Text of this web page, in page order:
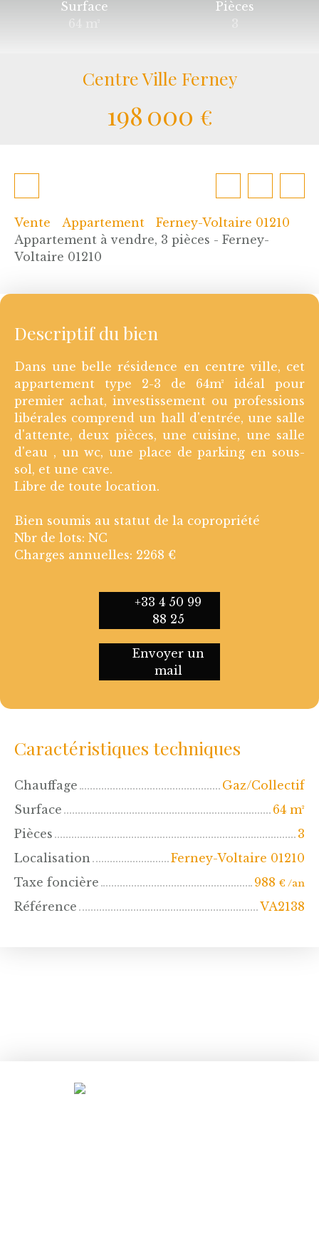
Surface
Pièces
Centre Ville Ferney
198 000 €
Vente Appartement
Ferney-Voltaire 01210
Appartement à vendre, 3 pièces - Ferney-
Voltaire 01210
Descriptif du bien
Dans une belle résidence en centre ville, cet
appartement type 2-3 de 64m² idéal pour
premier achat, investissement ou professions
libérales comprend un hall d'entrée, une salle
d'attente, deux pièces, une cuisine, une salle
d'eau , un wc, une place de parking en sous-
sol, et une cave.
Libre de toute location.
Bien soumis au statut de la copropriété
Nbr de lots: NC
Charges annuelles: 2268 €
+33 4 50 99
88 25
Envoyer un
mail
Caractéristiques techniques
Chauffage
Gaz/Collectif
Surface
64 m²
Pièces
3
Localisation
Ferney-Voltaire 01210
Taxe foncière
988 € /an
Référence VA2138